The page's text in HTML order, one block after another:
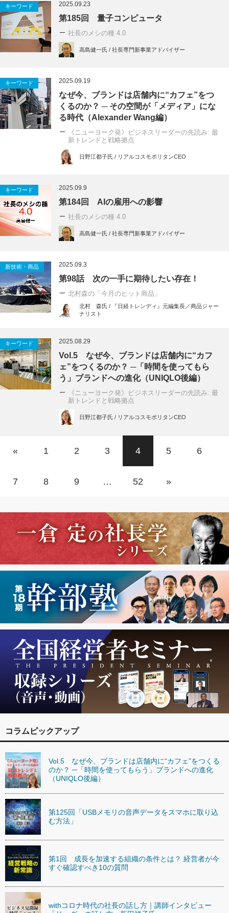
キーワード 2025.09.23
第185回 量子コンピュータ
社長のメシの種 4.0
高島健一氏 / 社長専門新事業アドバイザー
キーワード 2025.09.19
なぜ今、ブランドは店舗内に“カフェ”をつ
くるのか？ ─ その空間が「メディア」にな
る時代（Alexander Wang編）
《ニューヨーク発》ビジネスリーダーの先読み: 最
新トレンドと戦略拠点
日野江都子氏 / リアルコスモポリタンCEO
キーワード 2025.09.9
第184回 AIの雇用への影響
社長のメシの種 4.0
高島健一氏 / 社長専門新事業アドバイザー
新技術・商品 2025.09.3
第98話 次の一手に期待したい存在！
北村森の「今月のヒット商品」
北村 森氏 / 『日経トレンディ』元編集長／商品ジャー
ナリスト
キーワード 2025.08.29
Vol.5 なぜ今、ブランドは店舗内に“カフ
ェ”をつくるのか？ ─「時間を使ってもら
う」ブランドへの進化（UNIQLO後編）
《ニューヨーク発》ビジネスリーダーの先読み: 最
新トレンドと戦略拠点
日野江都子氏 / リアルコスモポリタンCEO
« 1 2 3 4 5 6
7 8 9 … 52 »
コラムピックアップ
Vol.5 なぜ今、ブランドは店舗内に“カフェ”をつくる
のか？ ─「時間を使ってもらう」ブランドへの進化
（UNIQLO後編）
第125回「USBメモリの音声データをスマホに取り込
む方法」
第1回 成長を加速する組織の条件とは？ 経営者が今
すぐ確認すべき10の質問
withコロナ時代の社長の話し方｜講師インタビュー